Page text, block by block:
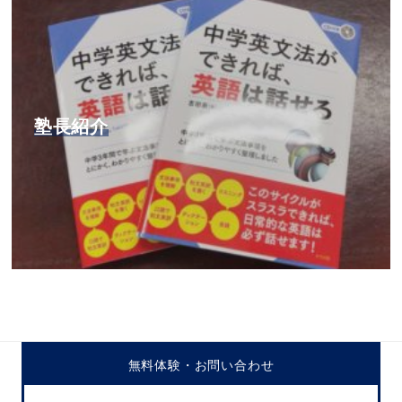
塾長紹介
無料体験・ お問い合わせ